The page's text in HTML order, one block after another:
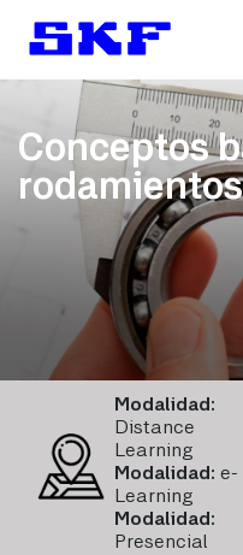
Conceptos
rodamientos
Modalidad:
Distance
Learning
Modalidad: e-
Learning
Modalidad:
Presencial